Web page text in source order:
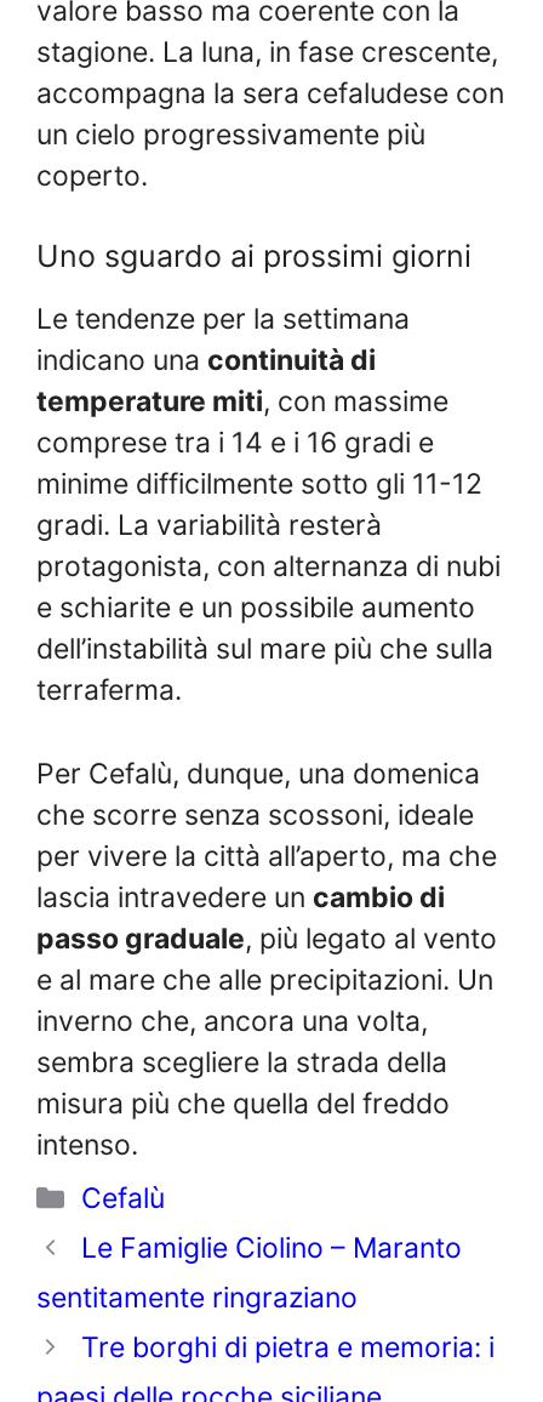
valore basso ma coerente con la
stagione. La luna, in fase crescente,
accompagna la sera cefaludese con
un cielo progressivamente più
coperto.
Uno sguardo ai prossimi giorni
Le tendenze per la settimana
indicano una continuità di
temperature miti, con massime
comprese tra i 14 e i 16 gradi e
minime difficilmente sotto gli 11-12
gradi. La variabilità resterà
protagonista, con alternanza di nubi
e schiarite e un possibile aumento
dell’instabilità sul mare più che sulla
terraferma.
Per Cefalù, dunque, una domenica
che scorre senza scossoni, ideale
per vivere la città all’aperto, ma che
lascia intravedere un cambio di
passo graduale, più legato al vento
e al mare che alle precipitazioni. Un
inverno che, ancora una volta,
sembra scegliere la strada della
misura più che quella del freddo
intenso.
Categorie
Cefalù
Le Famiglie Ciolino – Maranto
sentitamente ringraziano
Tre borghi di pietra e memoria: i